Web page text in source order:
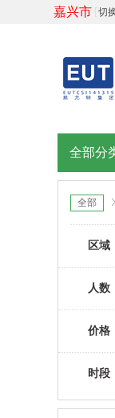
嘉兴市 切
全部分
全部
区域
人数
价格
时段